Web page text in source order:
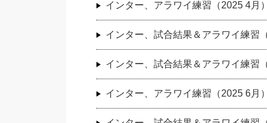
インター、アラワイ練習（2025 4月）
インター、試合結果＆アラワイ練習
インター、試合結果＆アラワイ練習
インター、アラワイ練習（2025 6月）